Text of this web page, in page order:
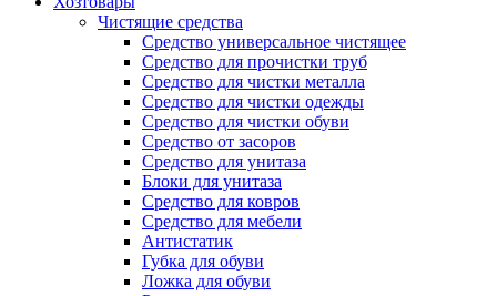
Чистящие средства
Средство универсальное чистящее
Средство для прочистки труб
Средство для чистки металла
Средство для чистки одежды
Средство для чистки обуви
Средство от засоров
Средство для унитаза
Блоки для унитаза
Средство для ковров
Средство для мебели
Антистатик
Губка для обуви
Ложка для обуви